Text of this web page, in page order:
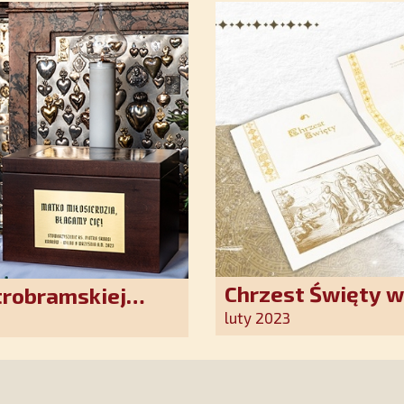
Chrzest Święty
Kościoła. Nasz
luty 2023